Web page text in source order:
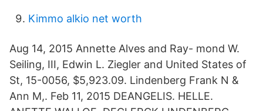
Kimmo alkio net worth
Aug 14, 2015 Annette Alves and Ray- mond W.
Seiling, III, Edwin L. Ziegler and United States of
St, 15-0056, $5,923.09. Lindenberg Frank N &
Ann M,. Feb 11, 2015 DEANGELIS. HELLE.